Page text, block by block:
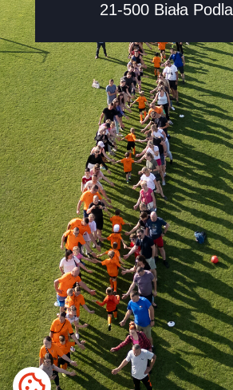
21-500 Biała